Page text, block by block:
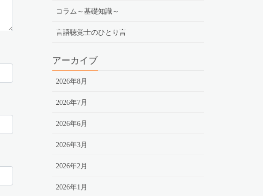
コラム～基礎知識～
言語聴覚士のひとり言
アーカイブ
2026年8月
2026年7月
2026年6月
2026年3月
2026年2月
2026年1月